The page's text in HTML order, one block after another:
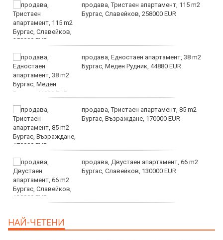
продава, Тристаен апартамент, 115 m2
Бургас, Славейков, 258000 EUR
продава, Едностаен апартамент, 38 m2
Бургас, Меден Рудник, 44880 EUR
продава, Тристаен апартамент, 85 m2
Бургас, Възраждане, 170000 EUR
продава, Двустаен апартамент, 66 m2
Бургас, Славейков, 130000 EUR
НАЙ-ЧЕТЕНИ